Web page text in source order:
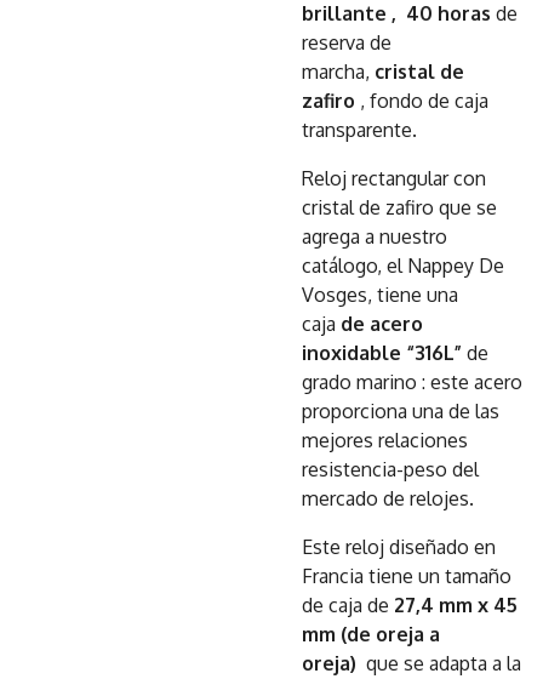
brillante , 40 horas de
reserva de
marcha, cristal de
zafiro , fondo de caja
transparente.
Reloj rectangular con
cristal de zafiro que se
agrega a nuestro
catálogo, el Nappey De
Vosges, tiene una
caja de acero
inoxidable “316L” de
grado marino : este acero
proporciona una de las
mejores relaciones
resistencia-peso del
mercado de relojes.
Este reloj diseñado en
Francia tiene un tamaño
de caja de 27,4 mm x 45
mm (de oreja a
oreja) que se adapta a la